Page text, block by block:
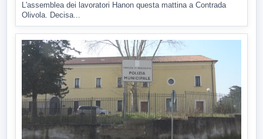
L'assemblea dei lavoratori Hanon questa mattina a Contrada
Olivola. Decisa...